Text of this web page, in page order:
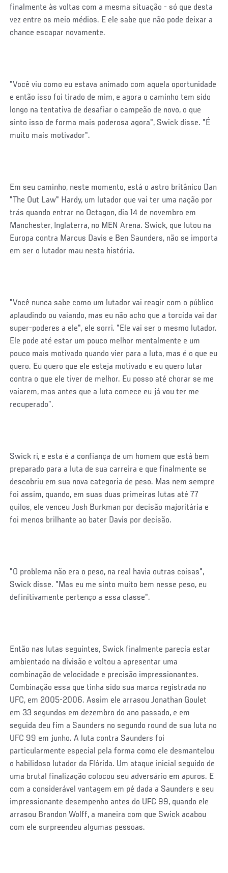
finalmente às voltas com a mesma situação - só que desta
vez entre os meio médios. E ele sabe que não pode deixar a
chance escapar novamente.
"Você viu como eu estava animado com aquela oportunidade
e então isso foi tirado de mim, e agora o caminho tem sido
longo na tentativa de desafiar o campeão de novo, o que
sinto isso de forma mais poderosa agora", Swick disse. "É
muito mais motivador".
Em seu caminho, neste momento, está o astro britânico Dan
"The Out Law" Hardy, um lutador que vai ter uma nação por
trás quando entrar no Octagon, dia 14 de novembro em
Manchester, Inglaterra, no MEN Arena. Swick, que lutou na
Europa contra Marcus Davis e Ben Saunders, não se importa
em ser o lutador mau nesta história.
"Você nunca sabe como um lutador vai reagir com o público
aplaudindo ou vaiando, mas eu não acho que a torcida vai dar
super-poderes a ele", ele sorri. "Ele vai ser o mesmo lutador.
Ele pode até estar um pouco melhor mentalmente e um
pouco mais motivado quando vier para a luta, mas é o que eu
quero. Eu quero que ele esteja motivado e eu quero lutar
contra o que ele tiver de melhor. Eu posso até chorar se me
vaiarem, mas antes que a luta comece eu já vou ter me
recuperado”.
Swick ri, e esta é a confiança de um homem que está bem
preparado para a luta de sua carreira e que finalmente se
descobriu em sua nova categoria de peso. Mas nem sempre
foi assim, quando, em suas duas primeiras lutas até 77
quilos, ele venceu Josh Burkman por decisão majoritária e
foi menos brilhante ao bater Davis por decisão.
"O problema não era o peso, na real havia outras coisas",
Swick disse. "Mas eu me sinto muito bem nesse peso, eu
definitivamente pertenço a essa classe".
Então nas lutas seguintes, Swick finalmente parecia estar
ambientado na divisão e voltou a apresentar uma
combinação de velocidade e precisão impressionantes.
Combinação essa que tinha sido sua marca registrada no
UFC, em 2005-2006. Assim ele arrasou Jonathan Goulet
em 33 segundos em dezembro do ano passado, e em
seguida deu fim a Saunders no segundo round de sua luta no
UFC 99 em junho. A luta contra Saunders foi
particularmente especial pela forma como ele desmantelou
o habilidoso lutador da Flórida. Um ataque inicial seguido de
uma brutal finalização colocou seu adversário em apuros. E
com a considerável vantagem em pé dada a Saunders e seu
impressionante desempenho antes do UFC 99, quando ele
arrasou Brandon Wolff, a maneira com que Swick acabou
com ele surpreendeu algumas pessoas.